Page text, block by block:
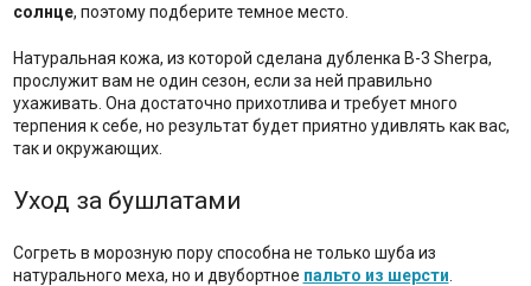
солнце, поэтому подберите темное место.
Натуральная кожа, из которой сделана дубленка B-3 Sherpa,
прослужит вам не один сезон, если за ней правильно
ухаживать. Она достаточно прихотлива и требует много
терпения к себе, но результат будет приятно удивлять как вас,
так и окружающих.
Уход за бушлатами
Согреть в морозную пору способна не только шуба из
натурального меха, но и двубортное пальто из шерсти